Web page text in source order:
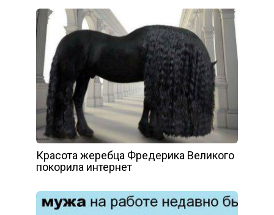
Красота жеребца Фредерика Великого
покорила интернет